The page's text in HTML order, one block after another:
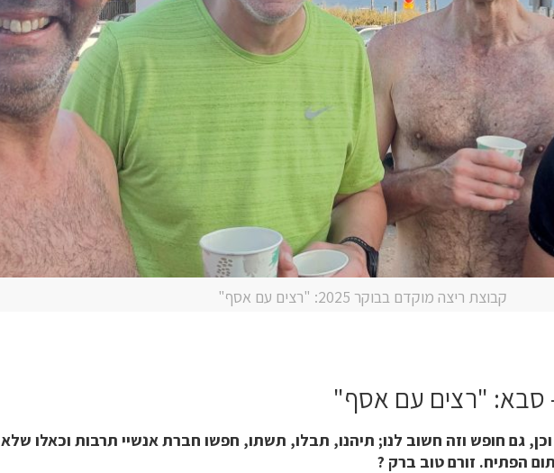
קבוצת ריצה מוקדם בבוקר 2025: "רצים עם אסף"
סבא: "רצים עם אסף"
גם חופש וזה חשוב לנו; תיהנו, תבלו, תשתו, חפשו חברת אנשיי תרבות וכאלו שלא
הפתיח. זורם טוב ברק ?